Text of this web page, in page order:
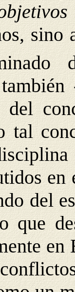
sino
del
tal
del
que
en